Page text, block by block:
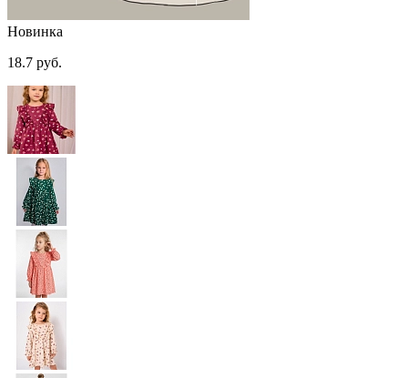
Новинка
18.7 руб.